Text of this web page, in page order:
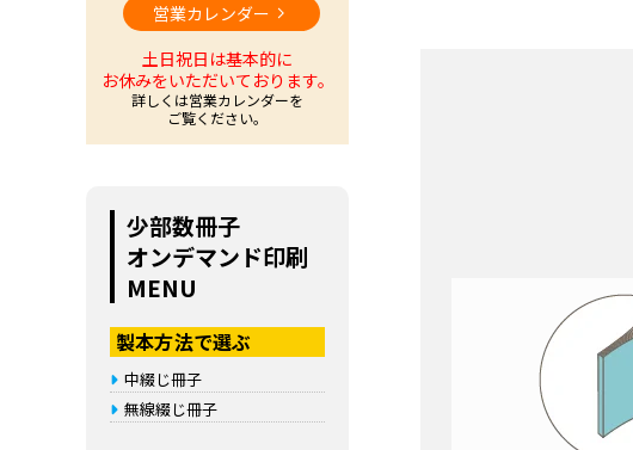
営業カレンダー
土日祝日は基本的に
お休みをいただいております。
詳しくは営業カレンダーを
ご覧ください。
少部数冊子
オンデマンド印刷
MENU
製本方法で選ぶ
中綴じ冊子
無線綴じ冊子